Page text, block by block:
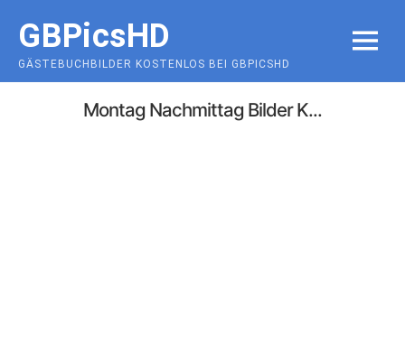
content
GBPicsHD
GÄSTEBUCHBILDER KOSTENLOS BEI GBPICSHD
MENU
Montag Nachmittag Bilder K...